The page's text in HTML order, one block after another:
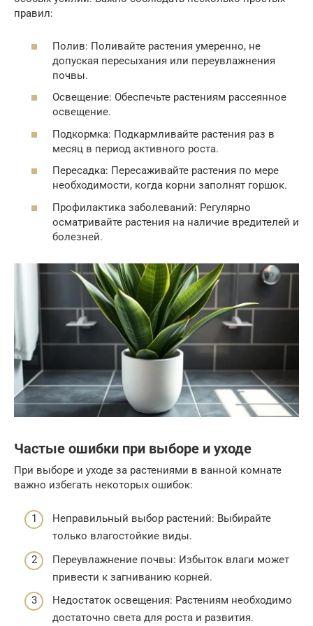
правил:
Полив: Поливайте растения умеренно, не
допуская пересыхания или переувлажнения
почвы.
Освещение: Обеспечьте растениям рассеянное
освещение.
Подкормка: Подкармливайте растения раз в
месяц в период активного роста.
Пересадка: Пересаживайте растения по мере
необходимости, когда корни заполнят горшок.
Профилактика заболеваний: Регулярно
осматривайте растения на наличие вредителей и
болезней.
Частые ошибки при выборе и уходе
При выборе и уходе за растениями в ванной комнате
важно избегать некоторых ошибок:
Неправильный выбор растений: Выбирайте
только влагостойкие виды.
Переувлажнение почвы: Избыток влаги может
привести к загниванию корней.
Недостаток освещения: Растениям необходимо
достаточно света для роста и развития.